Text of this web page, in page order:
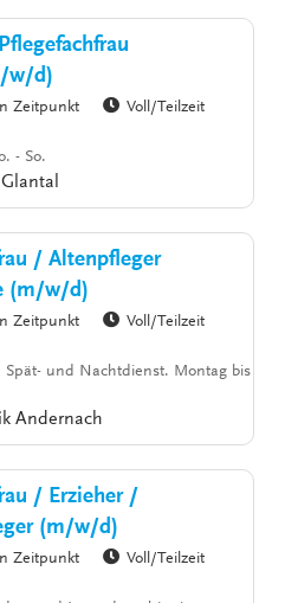
w/d)
Zeitpunkt
Voll/Teilzeit
- So.
/ Altenpfleger
(m/w/d)
Zeitpunkt
Voll/Teilzeit
Spät- und Nachtdienst. Montag bis
Andernach
/ Erzieher /
(m/w/d)
Zeitpunkt
Voll/Teilzeit